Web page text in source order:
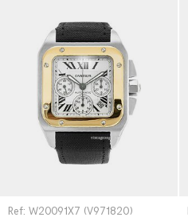
Ref: W20091X7 (V971820)